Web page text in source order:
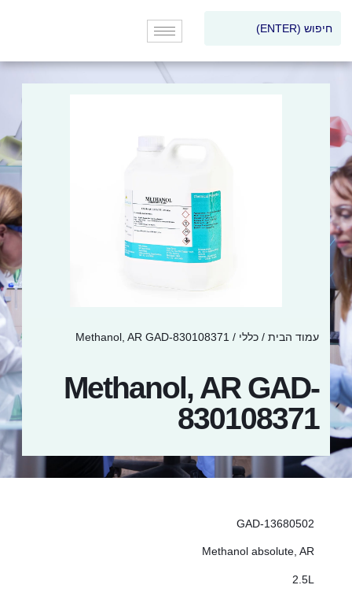
עמוד הבית / כללי / Methanol, AR GAD-830108371
Methanol, AR GAD-
830108371
GAD-13680502
Methanol absolute, AR
2.5L